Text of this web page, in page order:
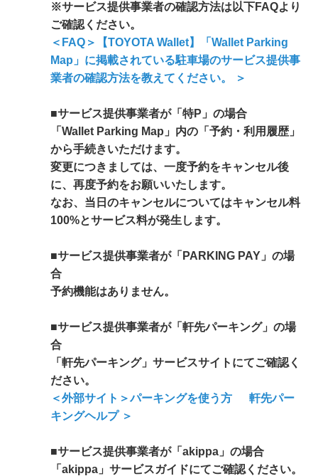
※サービス提供事業者の確認方法は以下FAQより
ご確認ください。
＜FAQ＞【TOYOTA Wallet】「Wallet Parking
Map」に掲載されている駐車場のサービス提供事
業者の確認方法を教えてください。 ＞
■サービス提供事業者が「特P」の場合
「Wallet Parking Map」内の「予約・利用履歴」
から手続きいただけます。
変更につきましては、一度予約をキャンセル後
に、再度予約をお願いいたします。
なお、当日のキャンセルについてはキャンセル料
100%とサービス料が発生します。
■サービス提供事業者が「PARKING PAY」の場
合
予約機能はありません。
■サービス提供事業者が「軒先パーキング」の場
合
「軒先パーキング」サービスサイトにてご確認く
ださい。
＜外部サイト＞パーキングを使う方 軒先パー
キングヘルプ ＞
■サービス提供事業者が「akippa」の場合
「akippa」サービスガイドにてご確認ください。